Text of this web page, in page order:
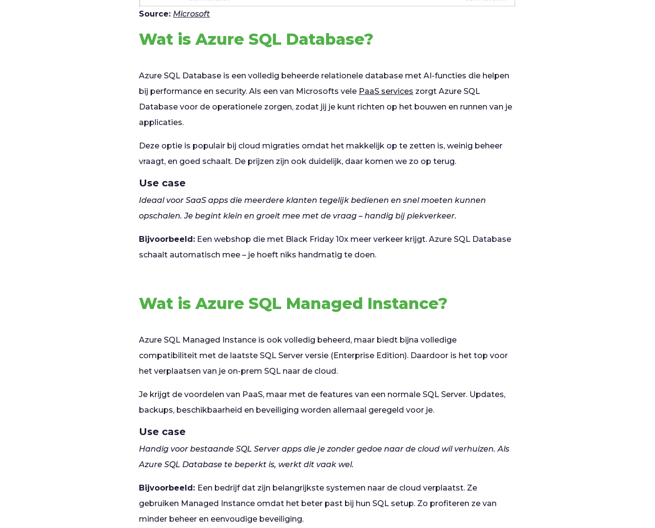
Source: Microsoft
Wat is Azure SQL Database?
Azure SQL Database is een volledig beheerde relationele database met AI-functies die helpen
bij performance en security. Als een van Microsofts vele PaaS services zorgt Azure SQL
Database voor de operationele zorgen, zodat jij je kunt richten op het bouwen en runnen van je
applicaties.
Deze optie is populair bij cloud migraties omdat het makkelijk op te zetten is, weinig beheer
vraagt, en goed schaalt. De prijzen zijn ook duidelijk, daar komen we zo op terug.
Use case
Ideaal voor SaaS apps die meerdere klanten tegelijk bedienen en snel moeten kunnen
opschalen. Je begint klein en groeit mee met de vraag – handig bij piekverkeer.
Bijvoorbeeld: Een webshop die met Black Friday 10x meer verkeer krijgt. Azure SQL Database
schaalt automatisch mee – je hoeft niks handmatig te doen.
Wat is Azure SQL Managed Instance?
Azure SQL Managed Instance is ook volledig beheerd, maar biedt bijna volledige
compatibiliteit met de laatste SQL Server versie (Enterprise Edition). Daardoor is het top voor
het verplaatsen van je on-prem SQL naar de cloud.
Je krijgt de voordelen van PaaS, maar met de features van een normale SQL Server. Updates,
backups, beschikbaarheid en beveiliging worden allemaal geregeld voor je.
Use case
Handig voor bestaande SQL Server apps die je zonder gedoe naar de cloud wil verhuizen. Als
Azure SQL Database te beperkt is, werkt dit vaak wel.
Bijvoorbeeld: Een bedrijf dat zijn belangrijkste systemen naar de cloud verplaatst. Ze
gebruiken Managed Instance omdat het beter past bij hun SQL setup. Zo profiteren ze van
minder beheer en eenvoudige beveiliging.